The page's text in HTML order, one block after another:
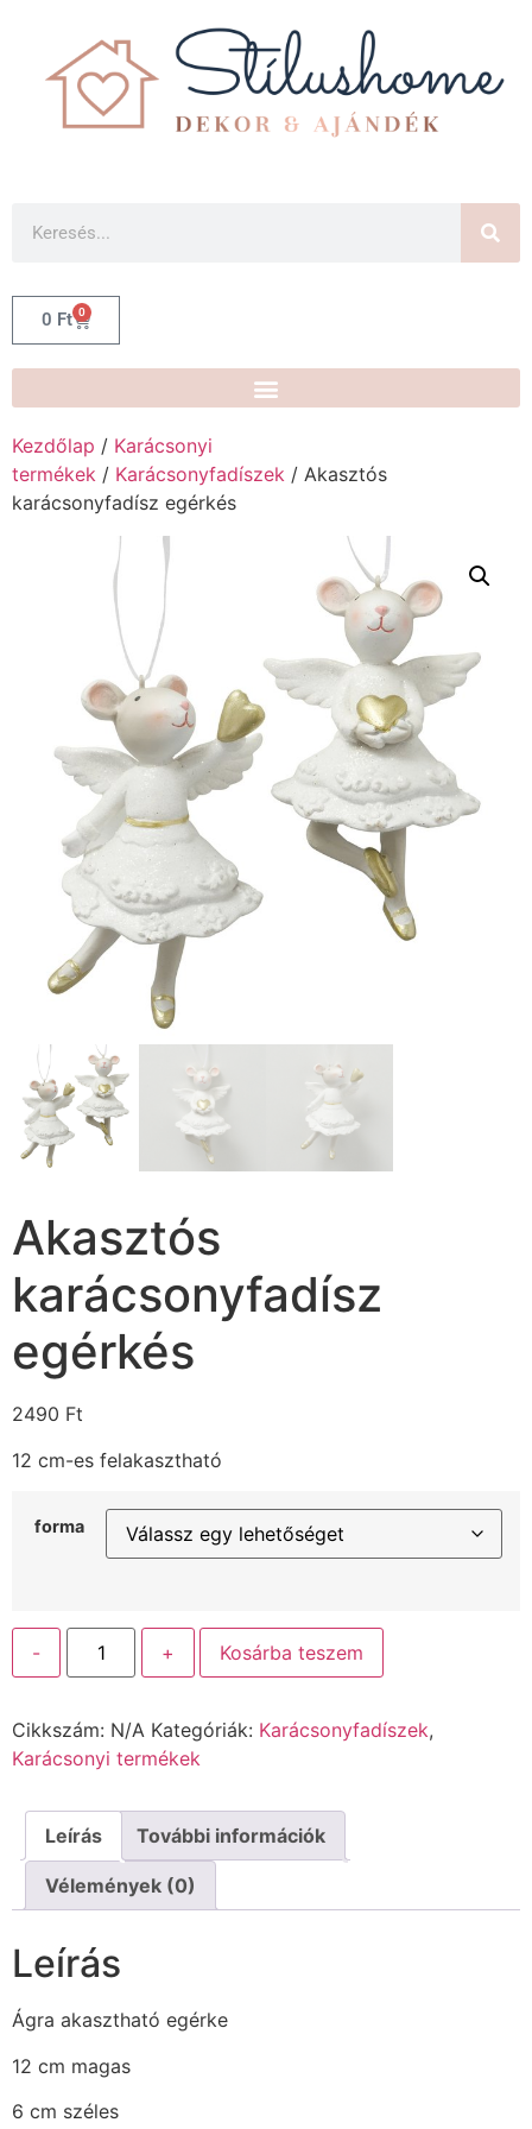
0 Ft 0
Kezdőlap / Karácsonyi
termékek / Karácsonyfadíszek / Akasztós
karácsonyfadísz egérkés
Akasztós
karácsonyfadísz
egérkés
2490 Ft
12 cm-es felakasztható
forma
- + Kosárba teszem
Cikkszám: N/A Kategóriák: Karácsonyfadíszek,
Karácsonyi termékek
Leírás További információk
Vélemények (0)
Leírás
Ágra akasztható egérke
12 cm magas
6 cm széles